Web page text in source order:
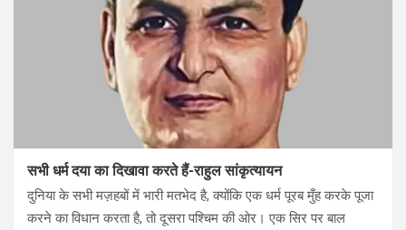
सभी धर्म दया का दिखावा करते हैं-राहुल सांकृत्यायन
दुनिया के सभी मज़हबों में भारी मतभेद है, क्योंकि एक धर्म पूरब मुँह करके पूजा
करने का विधान करता है, तो दूसरा पश्चिम की ओर। एक सिर पर बाल